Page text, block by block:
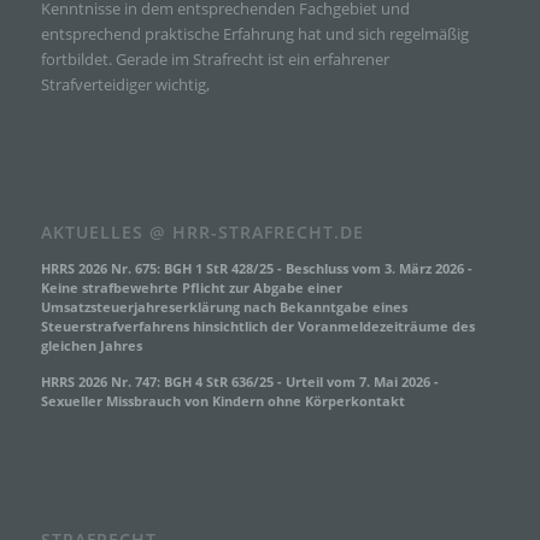
Kenntnisse in dem entsprechenden Fachgebiet und
entsprechend praktische Erfahrung hat und sich regelmäßig
fortbildet. Gerade im Strafrecht ist ein erfahrener
Strafverteidiger wichtig,
AKTUELLES @ HRR-STRAFRECHT.DE
HRRS 2026 Nr. 675: BGH 1 StR 428/25 - Beschluss vom 3. März 2026 -
Keine strafbewehrte Pflicht zur Abgabe einer
Umsatzsteuerjahreserklärung nach Bekanntgabe eines
Steuerstrafverfahrens hinsichtlich der Voranmeldezeiträume des
gleichen Jahres
HRRS 2026 Nr. 747: BGH 4 StR 636/25 - Urteil vom 7. Mai 2026 -
Sexueller Missbrauch von Kindern ohne Körperkontakt
k) Einwilligung
Einwilligung ist jede von der betroffenen Person freiwillig für
den bestimmten Fall in informierter Weise und
Name und Anschrift des für die Verarbeitung
Verantwortlichen
Verantwortlicher im Sinne der Datenschutz-Grundverordnung,
sonstiger in den Mitgliedstaaten der Europäischen Union
mit datenschutzrechtlichem Charakter ist die: